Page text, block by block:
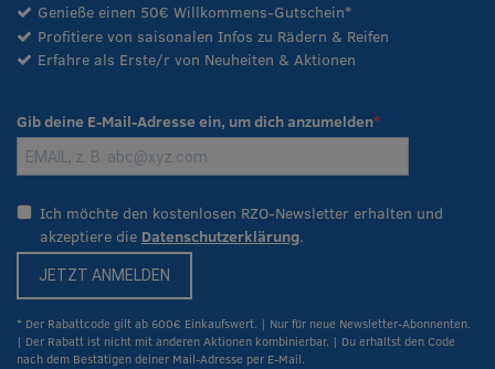
Genieße einen 50€ Willkommens-Gutschein*
Profitiere von saisonalen Infos zu Rädern & Reifen
Erfahre als Erste/r von Neuheiten & Aktionen
Gib deine E-Mail-Adresse ein, um dich anzumelden
Ich möchte den kostenlosen RZO-Newsletter erhalten und
akzeptiere die Datenschutzerklärung.
JETZT ANMELDEN
* Der Rabattcode gilt ab 600€ Einkaufswert. | Nur für neue Newsletter-Abonnenten.
| Der Rabatt ist nicht mit anderen Aktionen kombinierbar. | Du erhältst den Code
nach dem Bestätigen deiner Mail-Adresse per E-Mail.